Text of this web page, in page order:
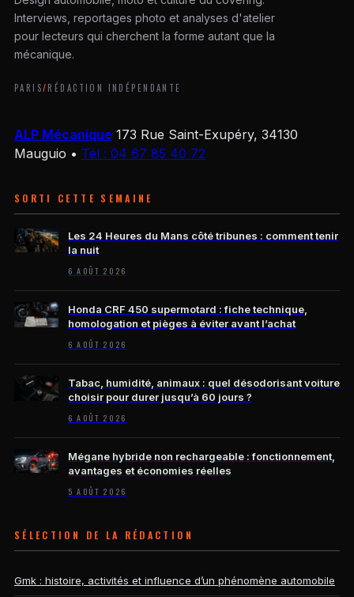
Interviews, reportages photo et analyses d'atelier
pour lecteurs qui cherchent la forme autant que la
mécanique.
PARIS/RÉDACTION INDÉPENDANTE
ALP Mécanique 173 Rue Saint-Exupéry, 34130
Mauguio • Tél : 04 67 85 40 72
SORTI CETTE SEMAINE
Les 24 Heures du Mans côté tribunes : comment tenir
la nuit
6 AOÛT 2026
Honda CRF 450 supermotard : fiche technique,
homologation et pièges à éviter avant l’achat
6 AOÛT 2026
Tabac, humidité, animaux : quel désodorisant voiture
choisir pour durer jusqu’à 60 jours ?
6 AOÛT 2026
Mégane hybride non rechargeable : fonctionnement,
avantages et économies réelles
5 AOÛT 2026
SÉLECTION DE LA RÉDACTION
Gmk : histoire, activités et influence d’un phénomène automobile